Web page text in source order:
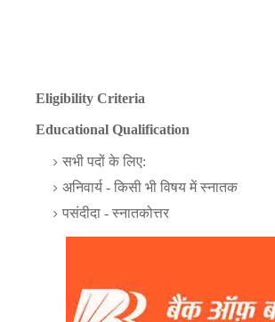
Eligibility Criteria
Educational Qualification
सभी पदों के लिए:
अनिवार्य - किसी भी विषय में स्नातक
पसंदीदा - स्नातकोत्तर